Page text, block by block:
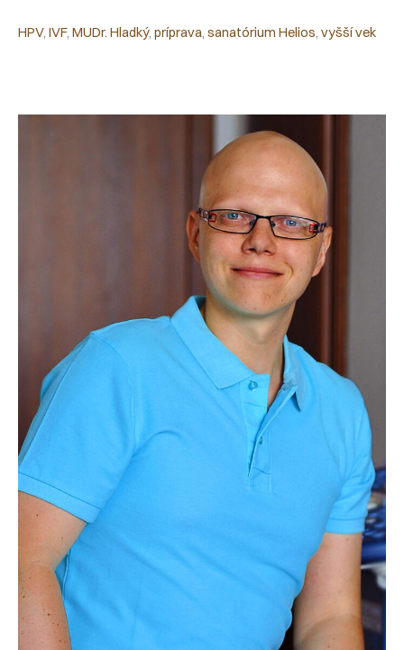
HPV, IVF, MUDr. Hladký, príprava, sanatórium Helios, vyšší vek